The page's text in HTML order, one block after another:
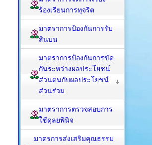
ร้องเรียนการทุจริต
มาตราการป้องกันการรับ
สินบน
มาตราการป้องกันการขัด
กันระหว่างผลประโยชน์
ส่วนตนกับผลประโยชน์
ส่วนร่วม
มาตราการตรวจสอบการ
ใช้ดุลยพินิจ
มาตรการส่งเสริมคุณธรรม